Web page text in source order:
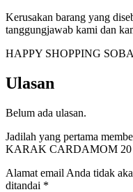
Kerusakan barang yang
tanggungjawab kami dan
HAPPY SHOPPING
Ulasan
Belum ada ulasan.
Jadilah yang pertama
KARAK CARDAMOM 20
Alamat email Anda tidak
ditandai *